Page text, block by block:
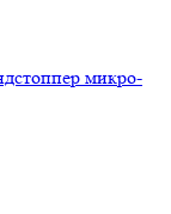
микро-